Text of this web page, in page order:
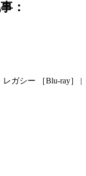
：
レガシー ［Blu-ray］ |